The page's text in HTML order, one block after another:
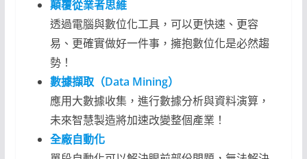
顛覆從業者思維
透過電腦與數位化工具，可以更快速、更容
易、更確實做好一件事，擁抱數位化是必然趨
勢！
數據擷取（Data Mining）
應用大數據收集，進行數據分析與資料演算，
未來智慧製造將加速改變整個產業！
全廠自動化